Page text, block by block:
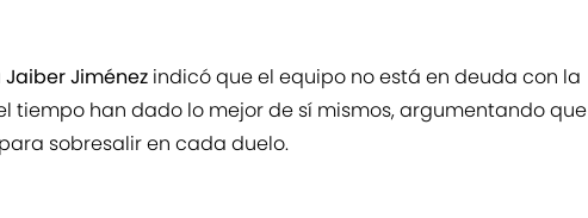
Jaiber Jiménez indicó que el equipo no está en deuda con la
tiempo han dado lo mejor de sí mismos, argumentando que
sobresalir en cada duelo.